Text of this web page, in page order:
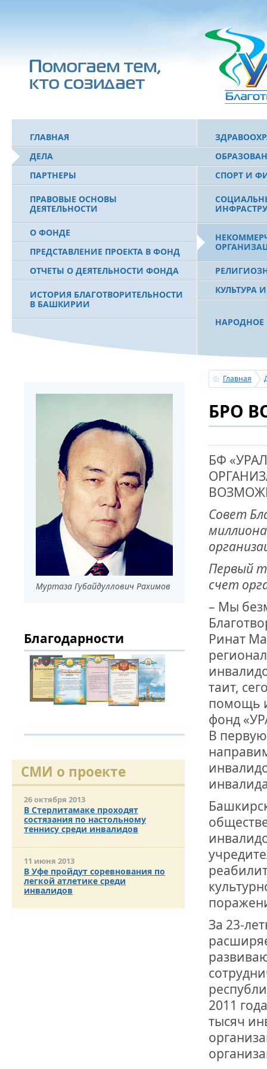
ГЛАВНАЯ
ДЕЛА
ПАРТНЕРЫ
ПРАВОВЫЕ ОСНОВЫ
ДЕЯТЕЛЬНОСТИ
О ФОНДЕ
ПРЕДСТАВЛЕНИЕ ПРОЕКТА В ФОНД
ОТЧЕТЫ О ДЕЯТЕЛЬНОСТИ ФОНДА
ИСТОРИЯ БЛАГОТВОРИТЕЛЬНОСТИ
В БАШКИРИИ
МУРТАЗЕ РАХИМОВЕ
СПОРТ И
КУЛЬТУРА
НАРОДНОЕ
СОВЕТА
УСЕРГАН.
ОГОНЬ -
ПОЖАРОВ
ДРУЖБА НЕ
ВСТРЕЧА
В ДОМЕ
ВНОВЬ О
ДВА
ДО
ЮСУПОВА
ЛЮБОЙ
ИНТЕРВЬЮ
«ВЕТЕРАН
ОТМЕТИЛА
РОССИИ
Муртаза Губайдуллович Рахимов
Благодарности
СМИ о проекте
26 октября 2013
В Стерлитамаке проходят
состязания по настольному
теннису среди инвалидов
11 июня 2013
В Уфе пройдут соревнования по
легкой атлетике среди
инвалидов
Главная
БРО
БФ
Совет
Первый
счет
– Мы
Ринат
таит,
помощь
фонд
В
За 23-
2011
тысяч